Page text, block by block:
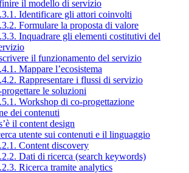
il modello di servizio
Identificare gli attori coinvolti
Formulare la proposta di valore
Inquadrare gli elementi costitutivi del
il funzionamento del servizio
Mappare l’ecosistema
Rappresentare i flussi di servizio
le soluzioni
Workshop di co-progettazione
dei contenuti
il content design
utente sui contenuti e il linguaggio
Content discovery
Dati di ricerca (search keywords)
Ricerca tramite analytics